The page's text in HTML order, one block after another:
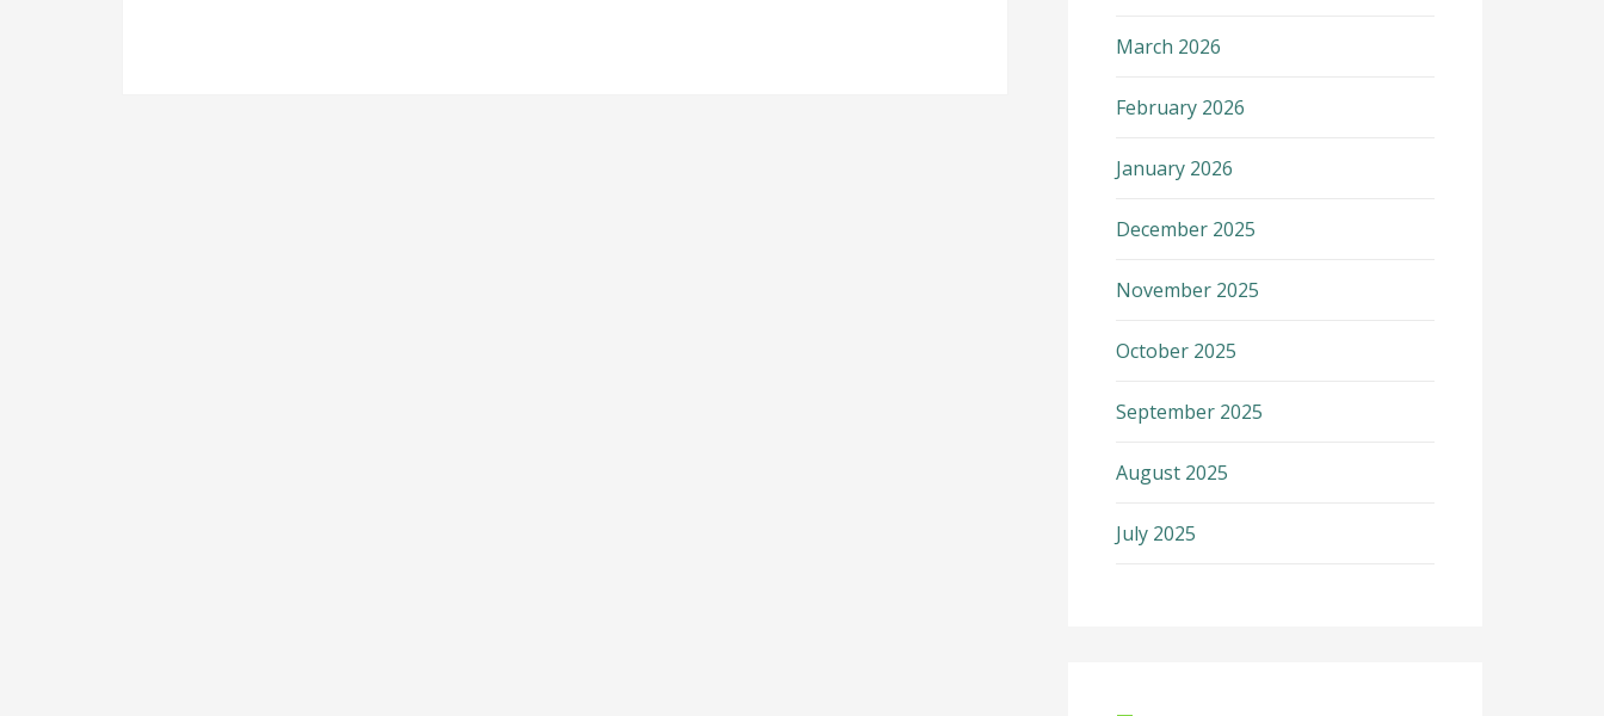
March 2026
February 2026
January 2026
December 2025
November 2025
October 2025
September 2025
August 2025
July 2025